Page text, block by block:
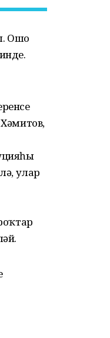
Ошо
улар